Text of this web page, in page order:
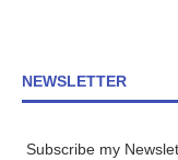
NEWSLETTER
Subscribe my